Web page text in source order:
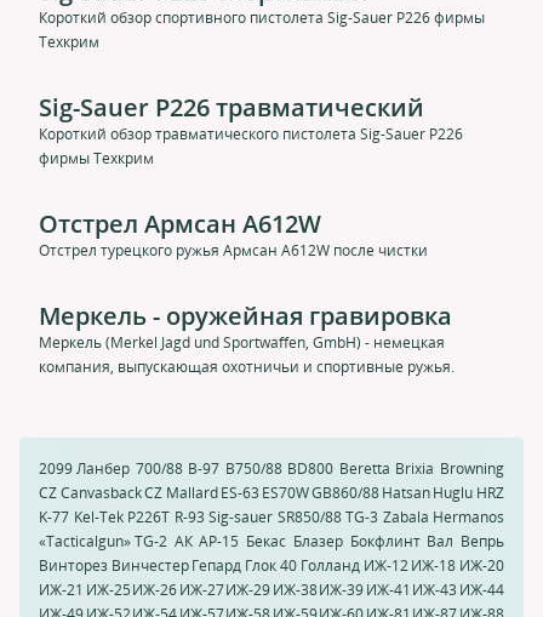
Короткий обзор спортивного пистолета Sig-Sauer P226 фирмы
Техкрим
Sig-Sauer P226 травматический
Короткий обзор травматического пистолета Sig-Sauer P226
фирмы Техкрим
Отстрел Армсан A612W
Отстрел турецкого ружья Армсан A612W после чистки
Меркель - оружейная гравировка
Меркель (Merkel Jagd und Sportwaffen, GmbH) - немецкая
компания, выпускающая охотничьи и спортивные ружья.
2099 Ланбер 700/88 B-97 B750/88 BD800 Beretta Brixia Browning
CZ CanvasbackCZ MallardES-63 ES70WGB860/88HatsanHuglu HRZ
K-77 Kel-Tek P226T R-93 Sig-sauer SR850/88 TG-3 Zabala Hermanos
«Tacticalgun» TG-2 АК АР-15 Бекас Блазер Бокфлинт Вал Вепрь
Винторез ВинчестерГепард Глок 40 Голланд ИЖ-12 ИЖ-18 ИЖ-20
ИЖ-21 ИЖ-25ИЖ-26ИЖ-27ИЖ-29ИЖ-38ИЖ-39ИЖ-41 ИЖ-43 ИЖ-44